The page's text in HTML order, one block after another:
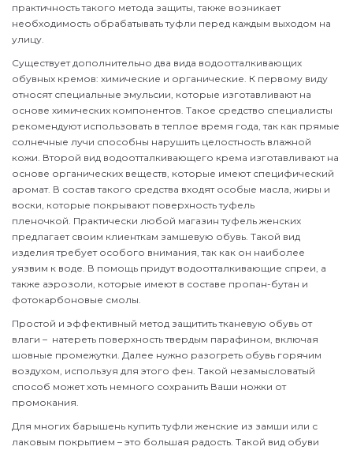
практичность такого метода защиты, также возникает
необходимость обрабатывать туфли перед каждым выходом на
улицу.
Существует дополнительно два вида водоотталкивающих
обувных кремов: химические и органические. К первому виду
относят специальные эмульсии, которые изготавливают на
основе химических компонентов. Такое средство специалисты
рекомендуют использовать в теплое время года, так как прямые
солнечные лучи способны нарушить целостность влажной
кожи. Второй вид водоотталкивающего крема изготавливают на
основе органических веществ, которые имеют специфический
аромат. В состав такого средства входят особые масла, жиры и
воски, которые покрывают поверхность туфель
пленочкой. Практически любой магазин туфель женских
предлагает своим клиенткам замшевую обувь. Такой вид
изделия требует особого внимания, так как он наиболее
уязвим к воде. В помощь придут водоотталкивающие спреи, а
также аэрозоли, которые имеют в составе пропан-бутан и
фотокарбоновые смолы.
Простой и эффективный метод защитить тканевую обувь от
влаги – натереть поверхность твердым парафином, включая
шовные промежутки. Далее нужно разогреть обувь горячим
воздухом, используя для этого фен. Такой незамысловатый
способ может хоть немного сохранить Ваши ножки от
промокания.
Для многих барышень купить туфли женские из замши или с
лаковым покрытием – это большая радость. Такой вид обуви